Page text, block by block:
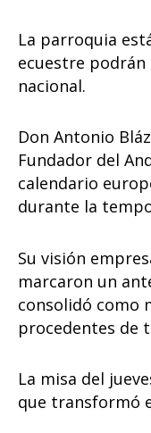
La parroquia
ecuestre podrán
nacional.
Don Antonio
Fundador del
calendario
durante la
Su visión
marcaron un
consolidó como
procedentes de
La misa del
que transformó